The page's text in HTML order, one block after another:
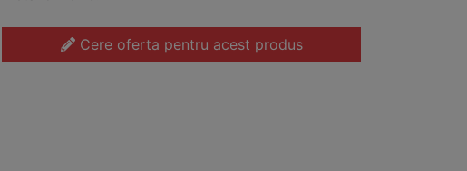
Cere oferta pentru acest produs